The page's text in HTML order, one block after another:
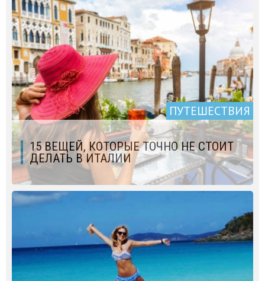
ПУТЕШЕСТВИЯ
15 ВЕЩЕЙ, КОТОРЫЕ ТОЧНО НЕ СТОИТ
ДЕЛАТЬ В ИТАЛИИ